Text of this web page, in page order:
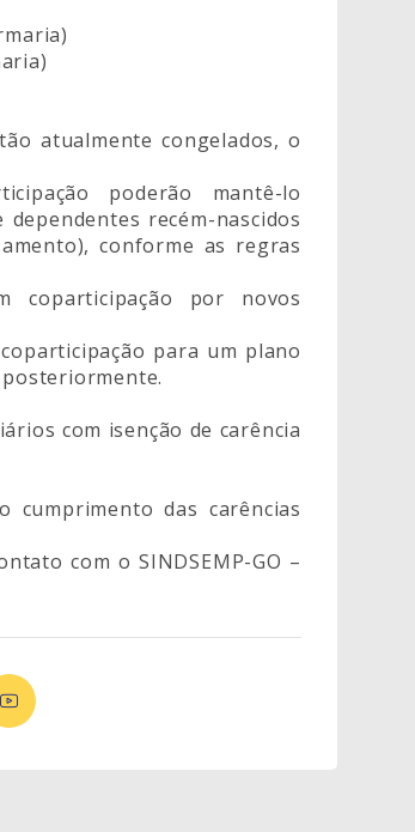
atualmente congelados, o
poderão mantê-lo
recém-nascidos
conforme as regras
coparticipação por novos
para um plano
com isenção de carência
cumprimento das carências
com o SINDSEMP-GO –